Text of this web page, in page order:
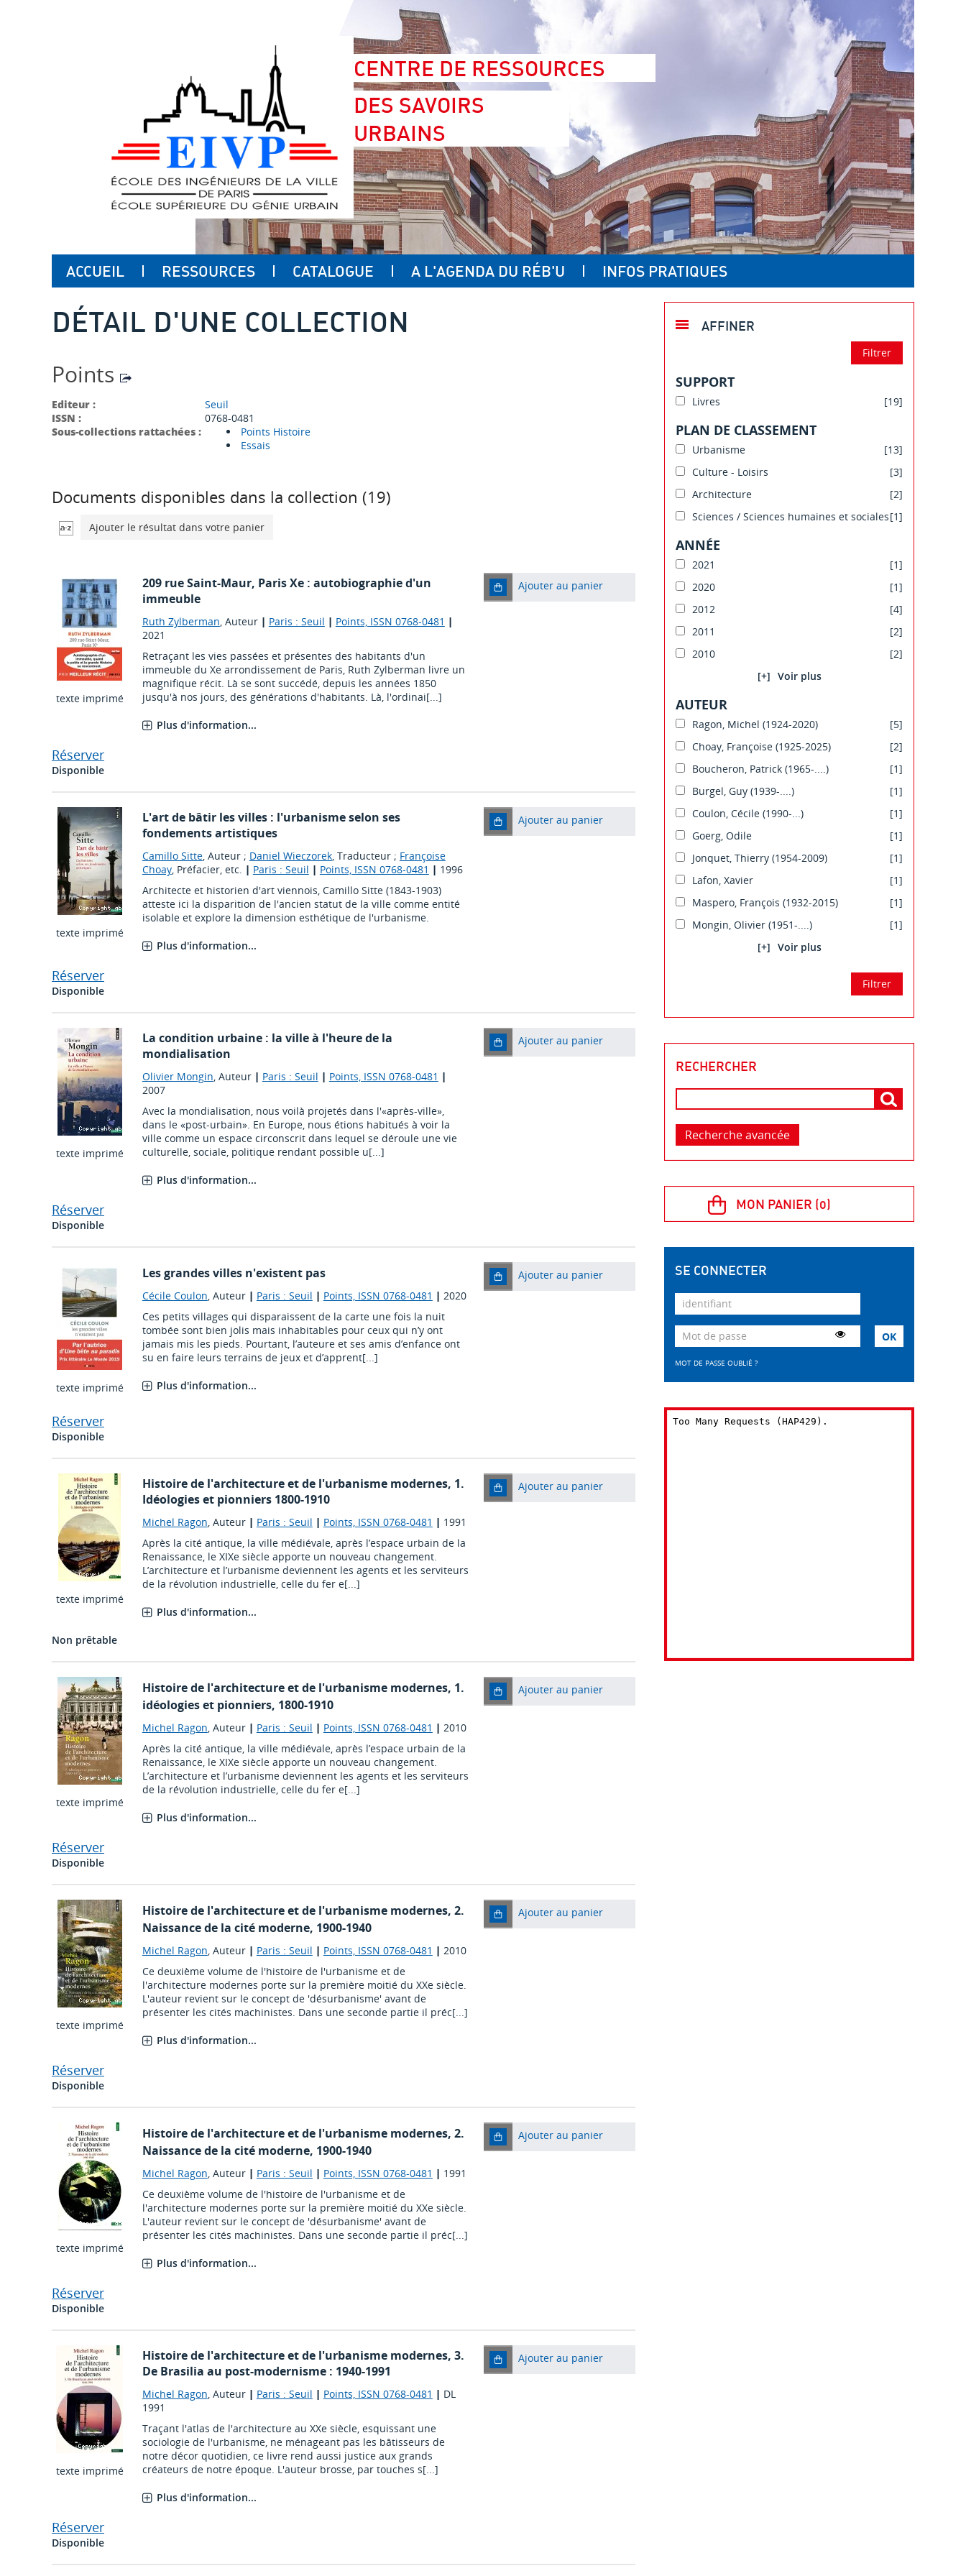
CENTRE DE RESSOURCES
DES SAVOIRS
URBAINS
ACCUEIL RESSOURCES CATALOGUE A L'AGENDA DU RÉB'U INFOS PRATIQUES
DÉTAIL D'UNE COLLECTION
Points
Editeur :
Seuil
ISSN :
0768-0481
Sous-collections rattachées :
Points Histoire
Essais
Documents disponibles dans la collection (19)
Ajouter le résultat dans votre panier
texte imprimé
209 rue Saint-Maur, Paris Xe : autobiographie d'un
immeuble
Ruth Zylberman, Auteur | Paris : Seuil | Points, ISSN 0768-0481 |
2021
Retraçant les vies passées et présentes des habitants d'un
immeuble du Xe arrondissement de Paris, Ruth Zylberman livre un
magnifique récit. Là se sont succédé, depuis les années 1850
jusqu'à nos jours, des générations d'habitants. Là, l'ordinai[...]
Plus d'information...
Ajouter au panier
Réserver
Disponible
texte imprimé
L'art de bâtir les villes : l'urbanisme selon ses
fondements artistiques
Camillo Sitte, Auteur ; Daniel Wieczorek, Traducteur ; Françoise
Choay, Préfacier, etc. | Paris : Seuil | Points, ISSN 0768-0481 | 1996
Architecte et historien d'art viennois, Camillo Sitte (1843-1903)
atteste ici la disparition de l'ancien statut de la ville comme entité
isolable et explore la dimension esthétique de l'urbanisme.
Plus d'information...
Ajouter au panier
Réserver
Disponible
texte imprimé
La condition urbaine : la ville à l'heure de la
mondialisation
Olivier Mongin, Auteur | Paris : Seuil | Points, ISSN 0768-0481 |
2007
Avec la mondialisation, nous voilà projetés dans l'«après-ville»,
dans le «post-urbain». En Europe, nous étions habitués à voir la
ville comme un espace circonscrit dans lequel se déroule une vie
culturelle, sociale, politique rendant possible u[...]
Plus d'information...
Ajouter au panier
Réserver
Disponible
texte imprimé
Les grandes villes n'existent pas
Cécile Coulon, Auteur | Paris : Seuil | Points, ISSN 0768-0481 | 2020
Ces petits villages qui disparaissent de la carte une fois la nuit
tombée sont bien jolis mais inhabitables pour ceux qui n’y ont
jamais mis les pieds. Pourtant, l’auteure et ses amis d’enfance ont
su en faire leurs terrains de jeux et d’apprent[...]
Plus d'information...
Ajouter au panier
Réserver
Disponible
texte imprimé
Histoire de l'architecture et de l'urbanisme modernes, 1.
Idéologies et pionniers 1800-1910
Michel Ragon, Auteur | Paris : Seuil | Points, ISSN 0768-0481 | 1991
Après la cité antique, la ville médiévale, après l’espace urbain de la
Renaissance, le XIXe siècle apporte un nouveau changement.
L’architecture et l’urbanisme deviennent les agents et les serviteurs
de la révolution industrielle, celle du fer e[...]
Plus d'information...
Ajouter au panier
Non prêtable
texte imprimé
Histoire de l'architecture et de l'urbanisme modernes, 1.
idéologies et pionniers, 1800-1910
Michel Ragon, Auteur | Paris : Seuil | Points, ISSN 0768-0481 | 2010
Après la cité antique, la ville médiévale, après l’espace urbain de la
Renaissance, le XIXe siècle apporte un nouveau changement.
L’architecture et l’urbanisme deviennent les agents et les serviteurs
de la révolution industrielle, celle du fer e[...]
Plus d'information...
Ajouter au panier
Réserver
Disponible
texte imprimé
Histoire de l'architecture et de l'urbanisme modernes, 2.
Naissance de la cité moderne, 1900-1940
Michel Ragon, Auteur | Paris : Seuil | Points, ISSN 0768-0481 | 2010
Ce deuxième volume de l'histoire de l'urbanisme et de
l'architecture modernes porte sur la première moitié du XXe siècle.
L'auteur revient sur le concept de 'désurbanisme' avant de
présenter les cités machinistes. Dans une seconde partie il préc[...]
Plus d'information...
Ajouter au panier
Réserver
Disponible
texte imprimé
Histoire de l'architecture et de l'urbanisme modernes, 2.
Naissance de la cité moderne, 1900-1940
Michel Ragon, Auteur | Paris : Seuil | Points, ISSN 0768-0481 | 1991
Ce deuxième volume de l'histoire de l'urbanisme et de
l'architecture modernes porte sur la première moitié du XXe siècle.
L'auteur revient sur le concept de 'désurbanisme' avant de
présenter les cités machinistes. Dans une seconde partie il préc[...]
Plus d'information...
Ajouter au panier
Réserver
Disponible
texte imprimé
Histoire de l'architecture et de l'urbanisme modernes, 3.
De Brasilia au post-modernisme : 1940-1991
Michel Ragon, Auteur | Paris : Seuil | Points, ISSN 0768-0481 | DL
1991
Traçant l'atlas de l'architecture au XXe siècle, esquissant une
sociologie de l'urbanisme, ne ménageant pas les bâtisseurs de
notre décor quotidien, ce livre rend aussi justice aux grands
créateurs de notre époque. L'auteur brosse, par touches s[...]
Plus d'information...
Ajouter au panier
Réserver
Disponible
AFFINER
SUPPORT
Livres [19]
PLAN DE CLASSEMENT
Urbanisme
[13]
Culture - Loisirs
[3]
Architecture
[2]
Sciences / Sciences humaines et sociales[1]
ANNÉE
2021
[1]
2020
[1]
2012
[4]
2011
[2]
2010
[2]
[+]
AUTEUR
Ragon, Michel (1924-2020)
[5]
Choay, Françoise (1925-2025)
[2]
Boucheron, Patrick (1965-....)
[1]
Burgel, Guy (1939-....)
[1]
Coulon, Cécile (1990-...)
[1]
Goerg, Odile
[1]
Jonquet, Thierry (1954-2009)
[1]
Lafon, Xavier
[1]
Maspero, François (1932-2015)
[1]
Mongin, Olivier (1951-....)
[1]
[+]
RECHERCHER
Recherche avancée
SE CONNECTER
MOT DE PASSE OUBLIÉ ?